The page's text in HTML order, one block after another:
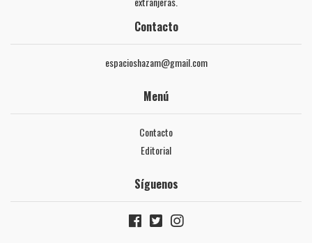
Contacto
espacioshazam@gmail.com
Menú
Contacto
Editorial
Síguenos